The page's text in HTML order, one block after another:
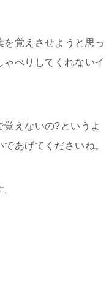
覚えさせようと思っ
べりしてくれないイ
えないの?というよ
あげてくださいね。